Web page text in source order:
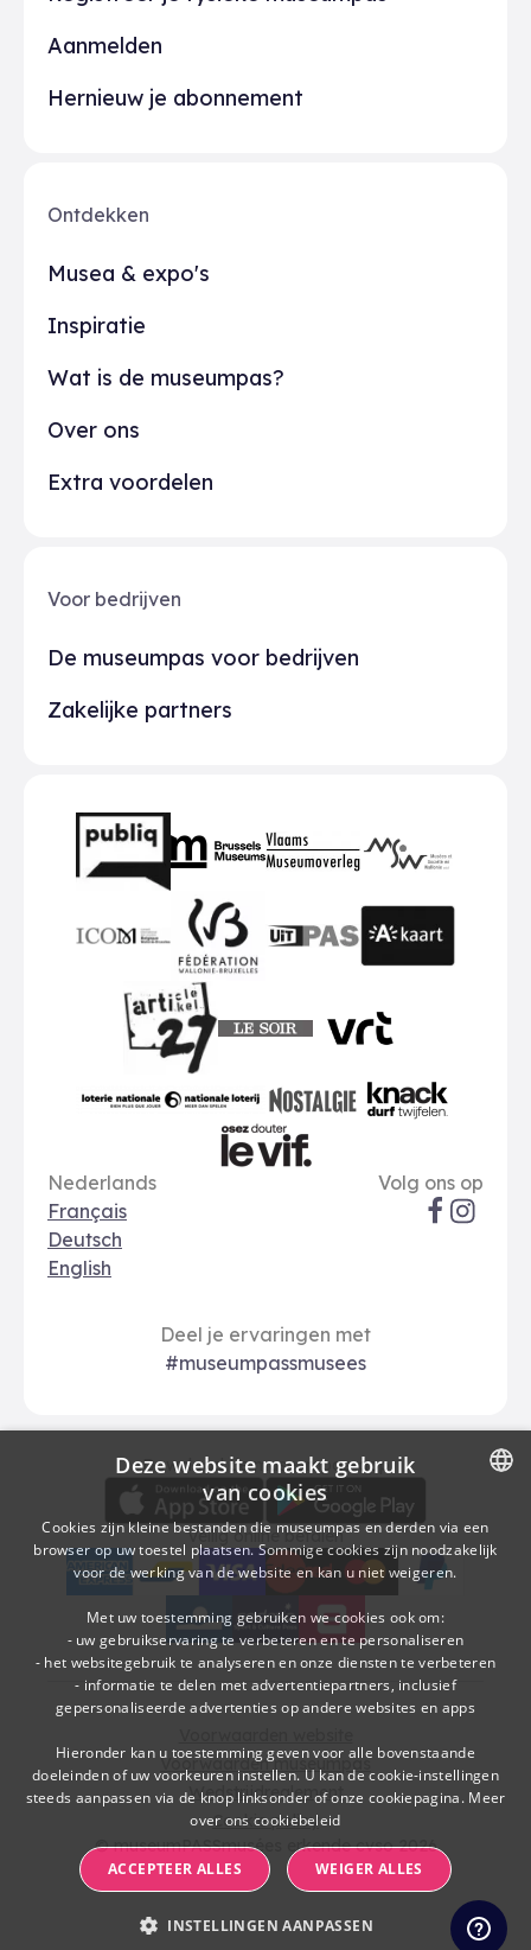
Ontdekken
Musea & expo's
Inspiratie
Wat is de museumpas?
Over ons
Extra voordelen
Voor bedrijven
De museumpas voor bedrijven
Zakelijke partners
Aanmelden
Hernieuw je abonnement
Partners
FWB
Art 27
Nostalgie
Taal opties
Nederlands
Français
Deutsch
English
Sociale
Volg ons op
Deel je ervaringen met
#museumpassmusees
Download
Download de museumpas-app
Betalingsopties
Veilig online betalen
American Express
bancontact
visa
Edenred
mc
paypal
kbc
Sodexo Cultuurcheques
belfius
© museumPASSmusées erkende cvso 2026
Voorwaarden museumpas
Wedstrijdreglement
Cookie policy
DUTCH
FRENCH
Deze website maakt gebruik
van cookies
Cookies zijn kleine bestanden die museumpas en derden via een
browser op uw toestel plaatsen. Sommige cookies zijn noodzakelijk
voor de werking van de website en kan u niet weigeren.
Met uw toestemming gebruiken we cookies ook om:
- uw gebruikservaring te verbeteren en te personaliseren
- het websitegebruik te analyseren en onze diensten te verbeteren
- informatie te delen met advertentiepartners, inclusief
gepersonaliseerde advertenties op andere websites en apps
Hieronder kan u toestemming geven voor alle bovenstaande
doeleinden of uw voorkeuren instellen. U kan de cookie-instellingen
steeds aanpassen via de knop linksonder of onze cookiepagina. Meer
over ons cookiebeleid
ACCEPTEER ALLES WEIGER ALLES
INSTELLINGEN AANPASSEN